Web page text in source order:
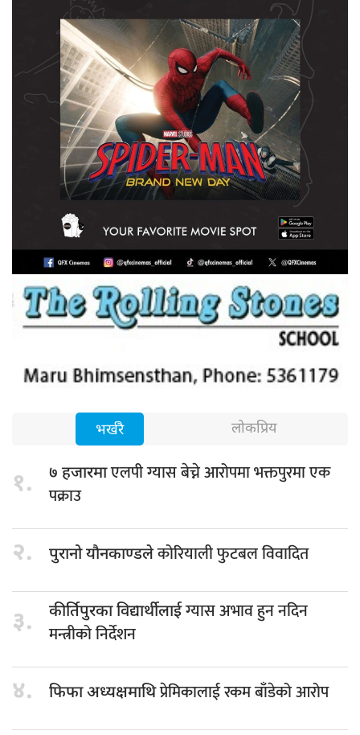
भर्खरै लोकप्रिय
१. ७ हजारमाएलपी ग्यास बेच्ने आरोपमा भक्तपुरमा एक
पक्राउ
२. पुरानो यौनकाण्डलेकोरियाली फुटबल विवादित
३. कीर्तिपुरका विद्यार्थीलाईग्यास अभाव हुन नदिन
मन्त्रीको निर्देशन
४. फिफा अध्यक्षमाथिप्रेमिकालाई रकम बाँडेको आरोप